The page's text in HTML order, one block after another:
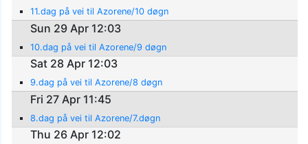
11.dag på vei til Azorene/10 døgn
Sun 29 Apr 12:03
10.dag på vei til Azorene/9 døgn
Sat 28 Apr 12:03
9.dag på vei til Azorene/8 døgn
Fri 27 Apr 11:45
8.dag på vei til Azorene/7.døgn
Thu 26 Apr 12:02